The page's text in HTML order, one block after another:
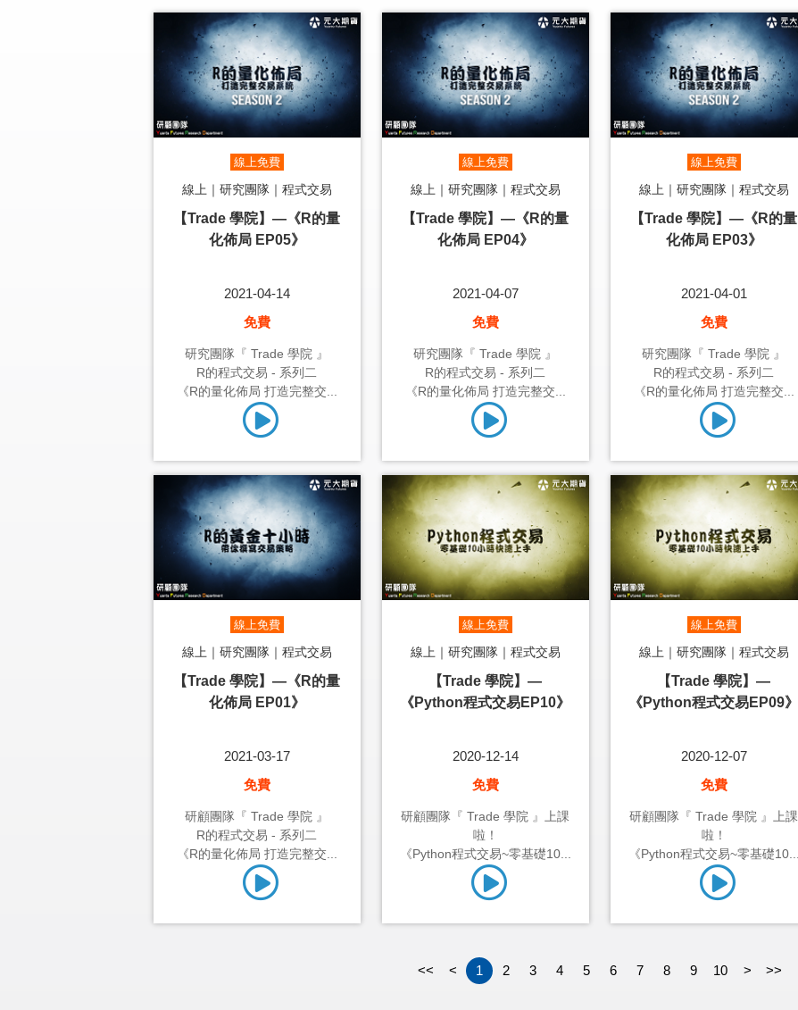
線上免費
線上｜研究團隊｜程式交易
【Trade 學院】—《R的量
化佈局 EP05》
2021-04-14
免費
研究團隊『 Trade 學院 』
R的程式交易 - 系列二
《R的量化佈局 打造完整交...
線上免費
線上｜研究團隊｜程式交易
【Trade 學院】—《R的量
化佈局 EP04》
2021-04-07
免費
研究團隊『 Trade 學院 』
R的程式交易 - 系列二
《R的量化佈局 打造完整交...
線上免費
線上｜研究團隊｜程式交易
【Trade 學院】—《R的量
化佈局 EP03》
2021-04-01
免費
研究團隊『 Trade 學院 』
R的程式交易 - 系列二
《R的量化佈局 打造完整交...
線上免費
線上｜研究團隊｜程式交易
【Trade 學院】—《R的量
化佈局 EP01》
2021-03-17
免費
研顧團隊『 Trade 學院 』
R的程式交易 - 系列二
《R的量化佈局 打造完整交...
線上免費
線上｜研究團隊｜程式交易
【Trade 學院】—
《Python程式交易EP10》
2020-12-14
免費
研顧團隊『 Trade 學院 』上課
啦！
《Python程式交易~零基礎10...
線上免費
線上｜研究團隊｜程式交易
【Trade 學院】—
《Python程式交易EP09》
2020-12-07
免費
研顧團隊『 Trade 學院 』上課
啦！
《Python程式交易~零基礎10...
<< < 1 2 3 4 5 6 7 8 9 10 > >>